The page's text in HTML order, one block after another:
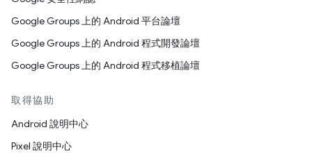
Google Groups 上的 Android 平台論壇
Google Groups 上的 Android 程式開發論壇
Google Groups 上的 Android 程式移植論壇
取得協助
Android 說明中心
Pixel 說明中心